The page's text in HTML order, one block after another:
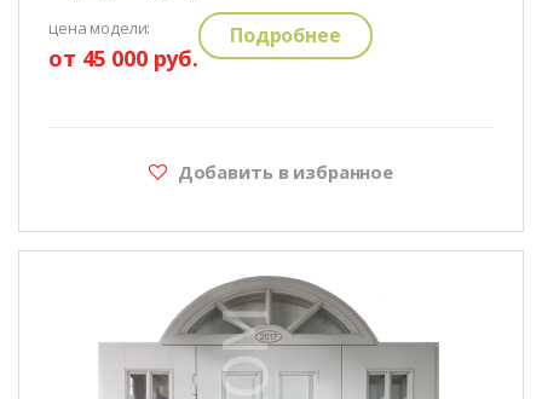
цена модели:
от 45 000 руб.
Подробнее
Добавить в избранное